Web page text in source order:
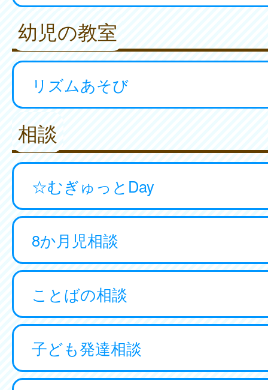
幼児の教室
リズムあそび
相談
☆むぎゅっとDay
8か月児相談
ことばの相談
子ども発達相談